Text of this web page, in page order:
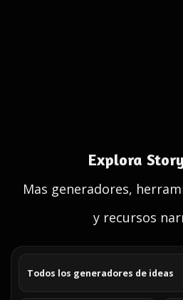
Explora
Mas generadores,
y recursos
Todos los generadores de ideas